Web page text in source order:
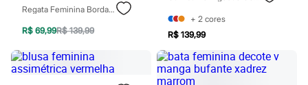
Todos os produtos
Em alta
Romântico para as meninas
Inverno
Regata Feminina Bordado Folhagens Texturizada Vermelha
R$ 69,99R$ 139,99
+ 2 cores
R$ 139,99